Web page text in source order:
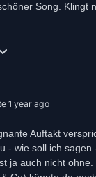
Song. Klingt
1 year ago
Auftakt
- wie soll ich
ja auch nicht